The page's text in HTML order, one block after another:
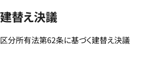
建替え決議
区分所有法第62条に基づく建替え決議